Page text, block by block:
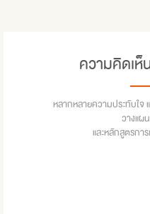
ความคิดเห็
หลากหลายความประทับใจ
วางแผ
และหลักสูตรกา